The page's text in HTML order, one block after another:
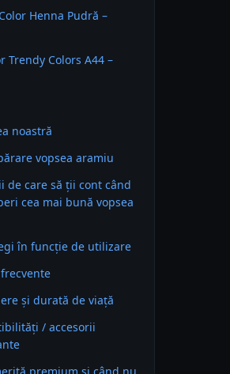
Henna Pudră –
Trendy Colors A44 –
noastră
vopsea aramiu
de care să ții cont când
cea mai bună vopsea
în funcție de utilizare
și durată de viață
/ accesorii